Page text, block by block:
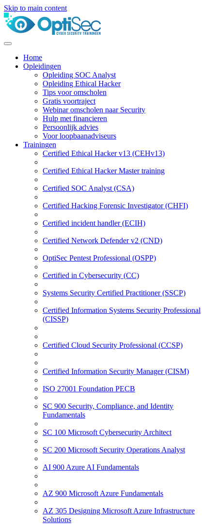
Skip to main content
Home
Opleidingen
Opleiding SOC Analyst
Opleiding Ethical Hacker
Tips voor omscholen
Gratis voortraject
Webinar omscholen naar Security
Hulp met financieren
Persoonlijk advies
Voor loopbaanadviseurs
Trainingen
Certified Ethical Hacker v13 (CEHv13)
Certified Ethical Hacker Master training
Certified SOC Analyst (CSA)
Certified Hacking Forensic Investigator (CHFI)
Certified incident handler (ECIH)
Certified Network Defender v2 (CND)
OptiSec Pentest Professional (OSPP)
Certified in Cybersecurity (CC)
Systems Security Certified Practitioner (SSCP)
Certified Information Systems Security Professional
(CISSP)
Certified Cloud Security Professional (CCSP)
Certified Information Security Manager (CISM)
ISO 27001 Foundation PECB
SC 900 Security, Compliance, and Identity
Fundamentals
SC 100 Microsoft Cybersecurity Architect
SC 200 Microsoft Security Operations Analyst
AI 900 Azure AI Fundamentals
AZ 900 Microsoft Azure Fundamentals
AZ 305 Designing Microsoft Azure Infrastructure
Solutions